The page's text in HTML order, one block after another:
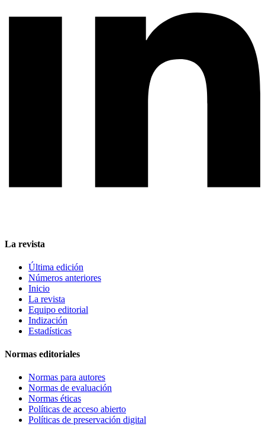
La revista
Última edición
Números anteriores
Inicio
La revista
Equipo editorial
Indización
Estadísticas
Normas editoriales
Normas para autores
Normas de evaluación
Normas éticas
Políticas de acceso abierto
Políticas de preservación digital